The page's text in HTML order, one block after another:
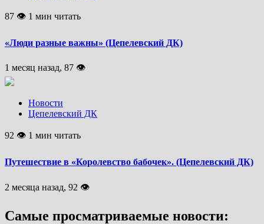
87 👁 1 мин читать
«Люди разные важны» (Цепелевский ДК)
1 месяц назад, 87 👁
Новости
Цепелевский ДК
92 👁 1 мин читать
Путешествие в «Королевство бабочек». (Цепелевский ДК)
2 месяца назад, 92 👁
Самые просматриваемые новости: